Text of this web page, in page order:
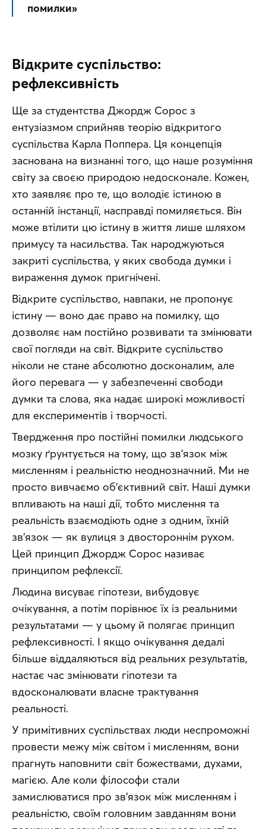
помилки»
Відкрите суспільство:
рефлексивність
Ще за студентства Джордж Сорос з
ентузіазмом сприйняв теорію відкритого
суспільства Карла Поппера. Ця концепція
заснована на визнанні того, що наше розуміння
світу за своєю природою недосконале. Кожен,
хто заявляє про те, що володіє істиною в
останній інстанції, насправді помиляється. Він
може втілити цю істину в життя лише шляхом
примусу та насильства. Так народжуються
закриті суспільства, у яких свобода думки і
вираження думок пригнічені.
Відкрите суспільство, навпаки, не пропонує
істину — воно дає право на помилку, що
дозволяє нам постійно розвивати та змінювати
свої погляди на світ. Відкрите суспільство
ніколи не стане абсолютно досконалим, але
його перевага — у забезпеченні свободи
думки та слова, яка надає широкі можливості
для експериментів і творчості.
Твердження про постійні помилки людського
мозку ґрунтується на тому, що зв’язок між
мисленням і реальністю неоднозначний. Ми не
просто вивчаємо об’єктивний світ. Наші думки
впливають на наші дії, тобто мислення та
реальність взаємодіють одне з одним, їхній
зв’язок — як вулиця з двостороннім рухом.
Цей принцип Джордж Сорос називає
принципом рефлексії.
Людина висуває гіпотези, вибудовує
очікування, а потім порівнює їх із реальними
результатами — у цьому й полягає принцип
рефлексивності. І якщо очікування дедалі
більше віддаляються від реальних результатів,
настає час змінювати гіпотези та
вдосконалювати власне трактування
реальності.
У примітивних суспільствах люди неспроможні
провести межу між світом і мисленням, вони
прагнуть наповнити світ божествами, духами,
магією. Але коли філософи стали
замислюватися про зв’язок між мисленням і
реальністю, своїм головним завданням вони